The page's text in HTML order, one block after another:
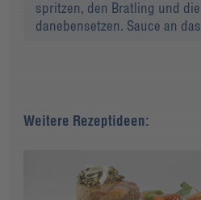
spritzen, den Bratling und
danebensetzen. Sauce an
Weitere Rezeptideen: